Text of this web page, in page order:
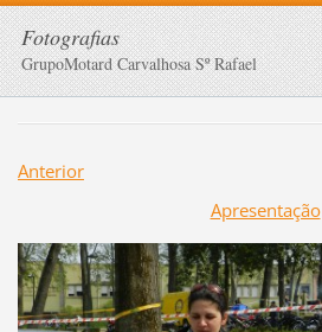
Fotografias
GrupoMotard Carvalhosa Sº Rafael
Anterior
Apresentação